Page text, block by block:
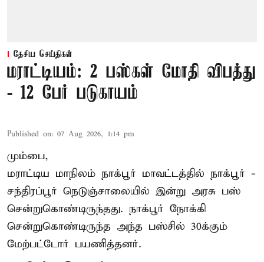
தேசிய செய்திகள்
மராட்டியம்: 2 பஸ்கள் மோதி விபத்து
- 12 பேர் படுகாயம்
Published on: 07 Aug 2026, 1:14 pm
மும்பை,
மராட்டிய மாநிலம் நாக்பூர் மாவட்டத்தில் நாக்பூர் -
சந்திரப்பூர் நெடுஞ்சாலையில் இன்று அரசு பஸ்
சென்றுகொண்டிருந்தது. நாக்பூர் நோக்கி
சென்றுகொண்டிருந்த அந்த பஸ்சில் 30க்கும்
மேற்பட்டோர் பயணித்தனர்.